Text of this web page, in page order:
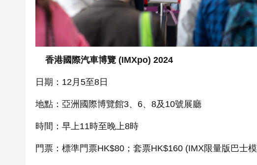
香港國際汽車博覽 (IMXpo) 2024
日期：12月5至8日
地點：亞洲國際博覽館3、6、8及10號展廳
時間：早上11時至晚上8時
門票：標準門票HK$80；套票HK$160 (IMX限量版巴士